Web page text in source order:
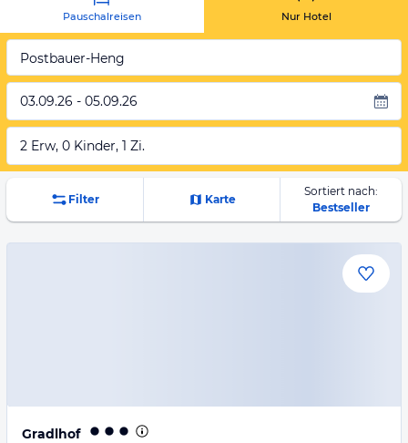
Pauschalreisen Nur Hotel
Postbauer-Heng
03.09.26 - 05.09.26
2 Erw, 0 Kinder, 1 Zi.
Filter Karte
Sortiert nach:
Bestseller
Gradlhof